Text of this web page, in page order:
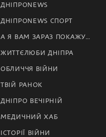
ДНІПРОNEWS
ДНІПРОNEWS СПОРТ
А Я ВАМ ЗАРАЗ ПОКАЖУ…
ЖИТТЄЛЮБИ ДНІПРА
ОБЛИЧЧЯ ВІЙНИ
ТВІЙ РАНОК
ДНІПРО ВЕЧІРНІЙ
МЕДИЧНИЙ ХАБ
ІСТОРІЇ ВІЙНИ